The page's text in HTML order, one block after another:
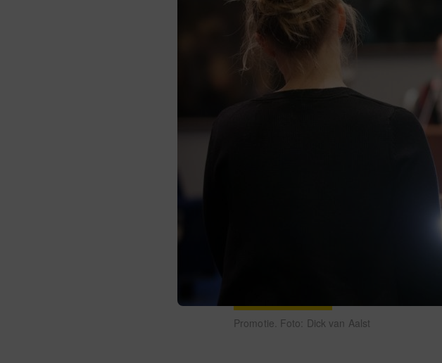
Promotie. Foto: Dick van Aalst